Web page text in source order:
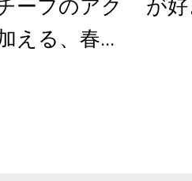
ーフのアク
える、春...
が